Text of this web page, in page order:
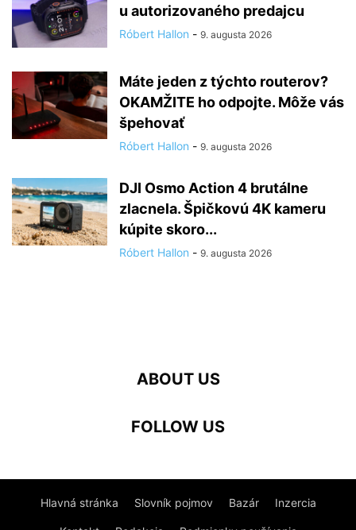
u autorizovaného predajcu
Róbert Hallon - 9. augusta 2026
Máte jeden z týchto routerov?
OKAMŽITE ho odpojte. Môže vás
špehovať
Róbert Hallon - 9. augusta 2026
DJI Osmo Action 4 brutálne
zlacnela. Špičkovú 4K kameru
kúpite skoro...
Róbert Hallon - 9. augusta 2026
ABOUT US
FOLLOW US
Hlavná stránka Slovník pojmov Bazár Inzercia